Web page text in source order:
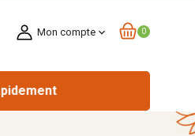
0
Mon compte expand_more